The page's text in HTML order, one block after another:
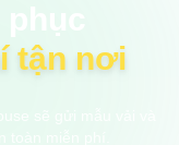
tận nơi